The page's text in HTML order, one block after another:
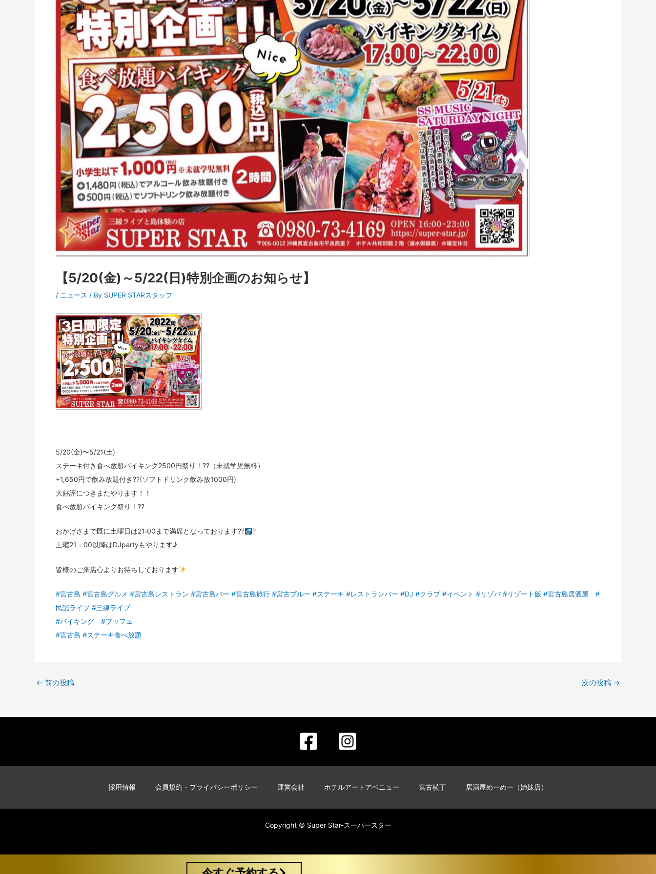
【5/20(金)～5/22(日)特別企画のお知らせ】
/ ニュース / By SUPER STARスタッフ
5/20(金)〜5/21(土)
ステーキ付き食べ放題バイキング2500円祭り！??（未就学児無料）
+1,650円で飲み放題付き??(ソフトドリンク飲み放1000円)
大好評につきまたやります！！
食べ放題バイキング祭り！??
おかげさまで既に土曜日は21:00まで満席となっております??‍
?
土曜21：00以降はDJpartyもやります♪
皆様のご来店心よりお待ちしております
#宮古島 #宮古島グルメ #宮古島レストラン #宮古島バー #宮古島旅行 #宮古ブルー #ステーキ #レストランバー #DJ #クラブ #イベント #リゾバ #リゾート飯 #宮古島居酒屋
#
民謡ライブ #三線ライブ
#バイキング
#ブッフェ
#宮古島 #ステーキ食べ放題
← 前の投稿 次の投稿 →
採用情報 会員規約・プライバシーポリシー 運営会社 ホテルアートアベニュー 宮古横丁 居酒屋めーめー（姉妹店）
Copyright © Super Star-スーパースター